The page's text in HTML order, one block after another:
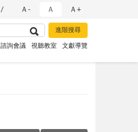
Ａ- Ａ Ａ+
諮詢會議 視聽教室 文獻導覽